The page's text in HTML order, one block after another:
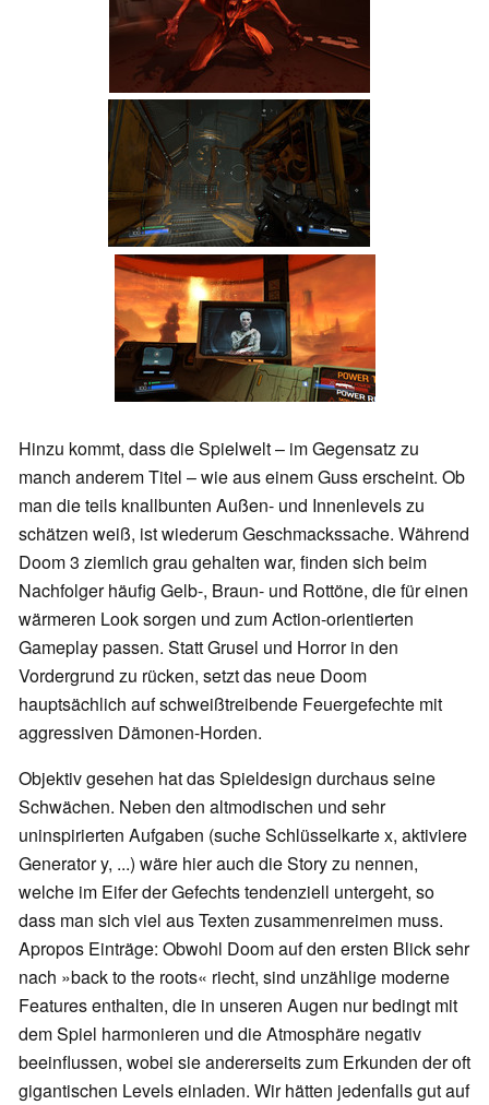
Hinzu kommt, dass die Spielwelt – im Gegensatz zu
manch anderem Titel – wie aus einem Guss erscheint. Ob
man die teils knallbunten Außen- und Innenlevels zu
schätzen weiß, ist wiederum Geschmackssache. Während
Doom 3 ziemlich grau gehalten war, finden sich beim
Nachfolger häufig Gelb-, Braun- und Rottöne, die für einen
wärmeren Look sorgen und zum Action-orientierten
Gameplay passen. Statt Grusel und Horror in den
Vordergrund zu rücken, setzt das neue Doom
hauptsächlich auf schweißtreibende Feuergefechte mit
aggressiven Dämonen-Horden.
Objektiv gesehen hat das Spieldesign durchaus seine
Schwächen. Neben den altmodischen und sehr
uninspirierten Aufgaben (suche Schlüsselkarte x, aktiviere
Generator y, ...) wäre hier auch die Story zu nennen,
welche im Eifer der Gefechts tendenziell untergeht, so
dass man sich viel aus Texten zusammenreimen muss.
Apropos Einträge: Obwohl Doom auf den ersten Blick sehr
nach »back to the roots« riecht, sind unzählige moderne
Features enthalten, die in unseren Augen nur bedingt mit
dem Spiel harmonieren und die Atmosphäre negativ
beeinflussen, wobei sie andererseits zum Erkunden der oft
gigantischen Levels einladen. Wir hätten jedenfalls gut auf